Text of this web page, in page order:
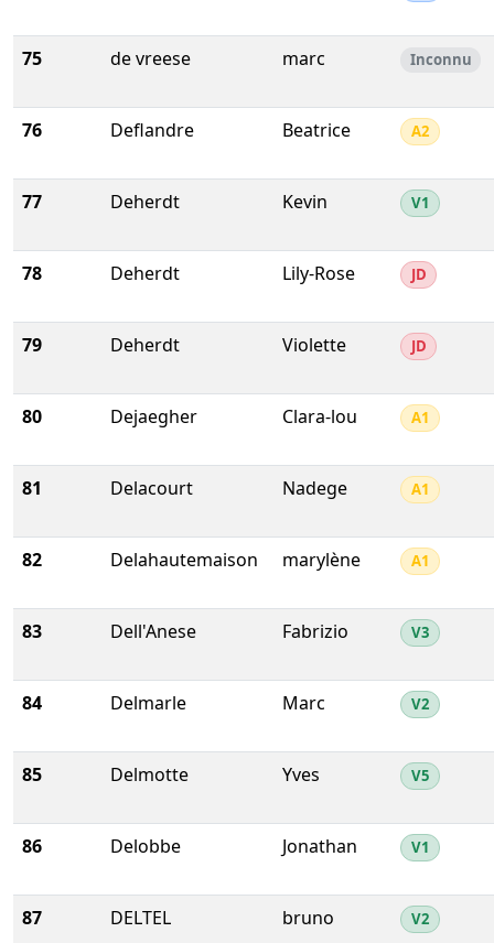
75 de vreese marc Inconnu
76 Deflandre Beatrice A2
77 Deherdt Kevin V1
78 Deherdt Lily-Rose JD
79 Deherdt Violette JD
80 Dejaegher Clara-lou A1
81 Delacourt Nadege A1
82 Delahautemaison marylène A1
83 Dell'Anese Fabrizio V3
84 Delmarle Marc V2
85 Delmotte Yves V5
86 Delobbe Jonathan V1
87 DELTEL bruno V2